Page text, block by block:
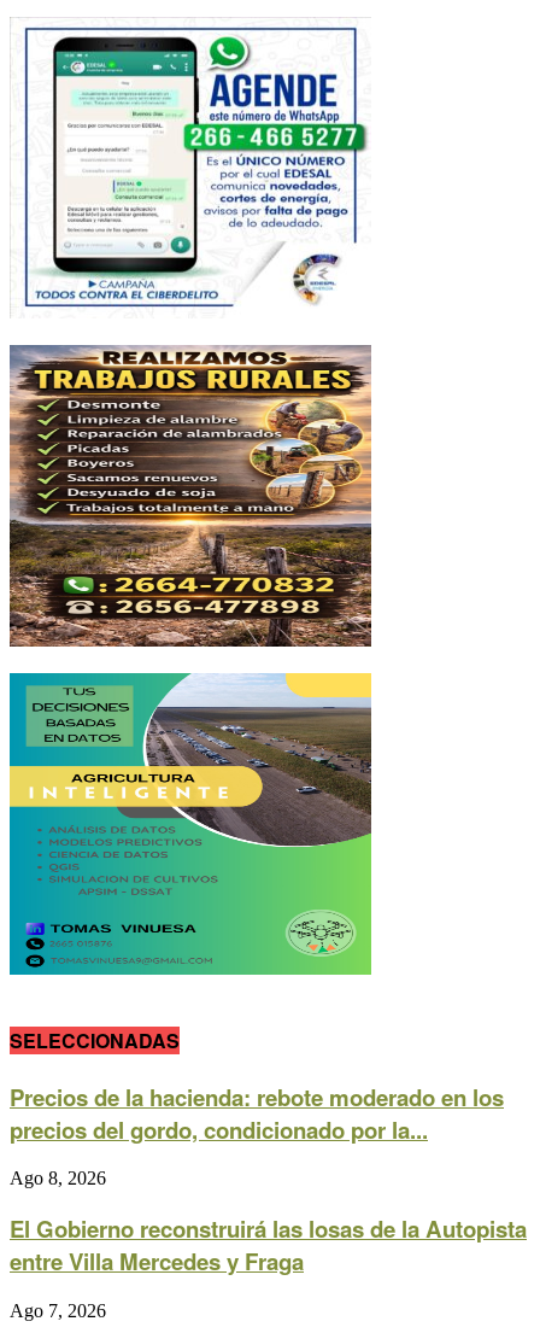
SELECCIONADAS
Precios de la hacienda: rebote moderado en los
precios del gordo, condicionado por la...
Ago 8, 2026
El Gobierno reconstruirá las losas de la Autopista
entre Villa Mercedes y Fraga
Ago 7, 2026